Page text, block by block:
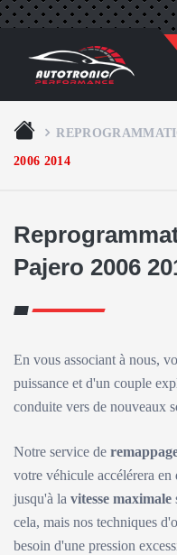
2006 2014
Pajero 2006
En vous associant à nous,
puissance et d'un couple
conduite vers de nouveaux
Notre service de
votre véhicule accélérera en
jusqu'à la vitesse maximale
cela, mais nos techniques
besoin d'une pression